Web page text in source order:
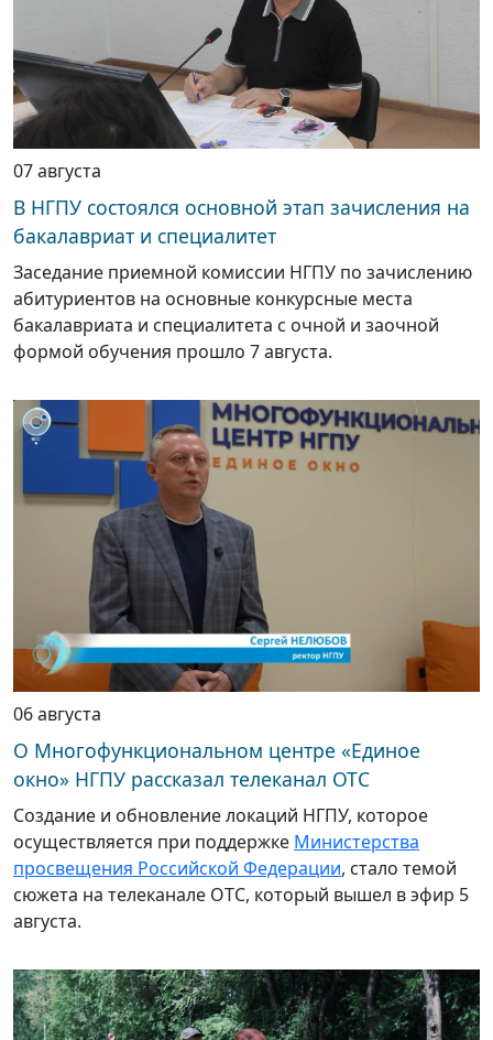
07 августа
В НГПУ состоялся основной этап зачисления на
бакалавриат и специалитет
Заседание приемной комиссии НГПУ по зачислению
абитуриентов на основные конкурсные места
бакалавриата и специалитета с очной и заочной
формой обучения прошло 7 августа.
06 августа
О Многофункциональном центре «Единое
окно» НГПУ рассказал телеканал ОТС
Создание и обновление локаций НГПУ, которое
осуществляется при поддержке Министерства
просвещения Российской Федерации, стало темой
сюжета на телеканале ОТС, который вышел в эфир 5
августа.